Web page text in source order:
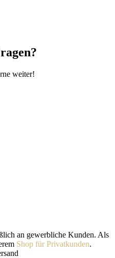
weiter!
an gewerbliche Kunden. Als
Shop für Privatkunden.